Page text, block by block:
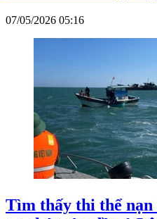
07/05/2026 05:16
Tìm thấy thi thể